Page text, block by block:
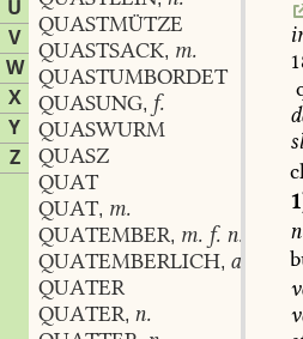
U
V
W
X
Y
Z
QUASTMÜTZE
QUASTSACK, m.
QUASTUMBORDET
QUASUNG, f.
QUASWURM
QUASZ
QUAT
QUAT, m.
QUATEMBER, m. f. n.
QUATEMBERLICH, adj.
QUATER
QUATER, n.